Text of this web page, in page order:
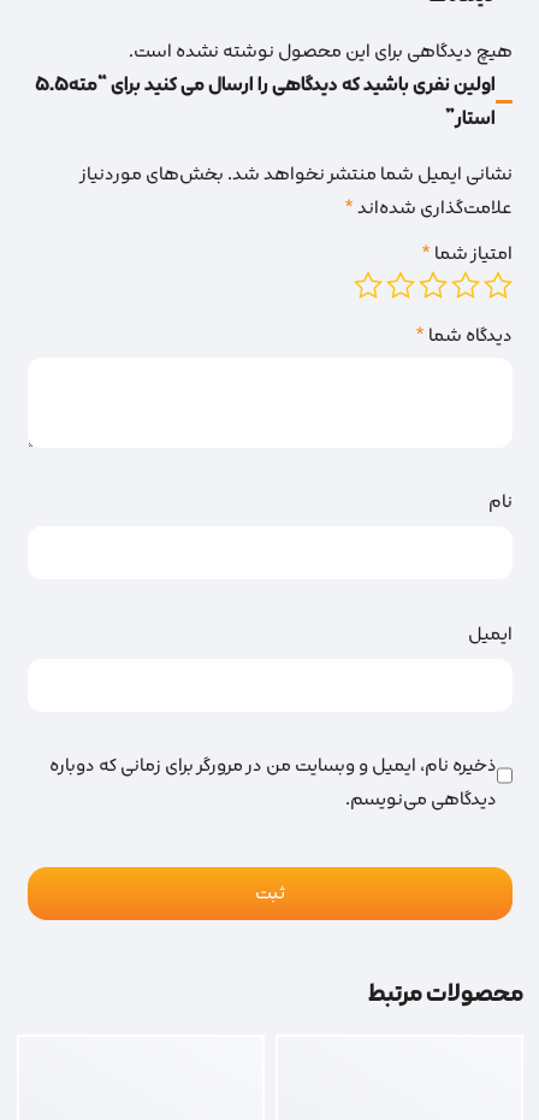
هیچ دیدگاهی برای این محصول نوشته نشده است.
اولین نفری باشید که دیدگاهی را ارسال می کنید برای “مته5.5
استار”
نشانی ایمیل شما منتشر نخواهد شد.بخش‌های موردنیاز
علامت‌گذاری شده‌اند*
امتیاز شما*
دیدگاه شما*
نام
ایمیل
ذخیره نام، ایمیل و وبسایت من در مرورگر برای زمانی که دوباره
دیدگاهی می‌نویسم.
محصولات مرتبط